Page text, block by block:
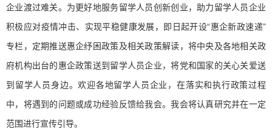
企业渡过难关。为更好地服务留学人员创新创业，助力留学人员企业
积极应对疫情冲击、实现平稳健康发展，即日起开设“惠企新政速递”
专栏，定期推送惠企纾困政策及相关政策解读，将中央及各地相关政
府机构出台的惠企政策送到留学人员企业，将党和国家的关心关爱送
到留学人员身边。欢迎各地留学人员企业，在落实和执行政策过程
中，将遇到的问题或成功经验反馈给我会。我会将认真研究并在一定
范围进行宣传引导。